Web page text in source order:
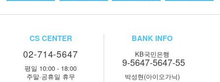
CS CENTER
02-714-5647
평일 10:00 - 18:00
주말·공휴일 휴무
BANK INFO
KB국민은행
9-5647-5647-55
박성현(아이오가닉)